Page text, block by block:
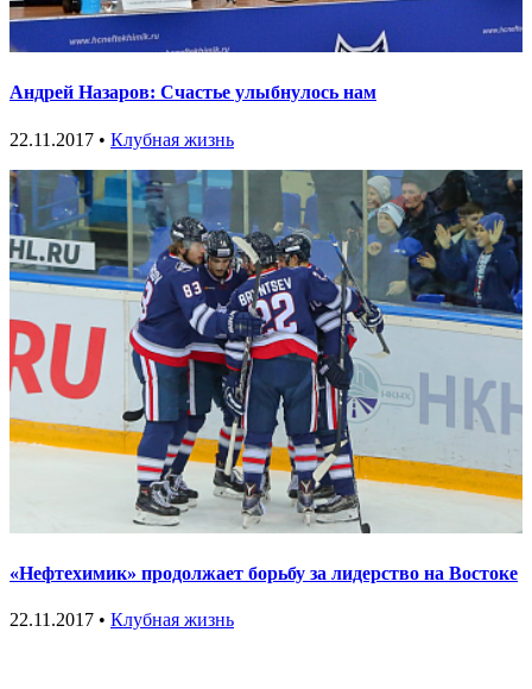
Андрей Назаров: Счастье улыбнулось нам
22.11.2017 • Клубная жизнь
«Нефтехимик» продолжает борьбу за лидерство на Востоке
22.11.2017 • Клубная жизнь